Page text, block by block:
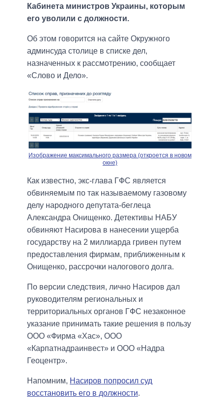
Кабинета министров Украины, которым
его уволили с должности.
Об этом говорится на сайте Окружного
админсуда столице в списке дел,
назначенных к рассмотрению, сообщает
«Слово и Дело».
Изображение максимального размера (откроется в новом
окне)
Как известно, экс-глава ГФС является
обвиняемым по так называемому газовому
делу народного депутата-беглеца
Александра Онищенко. Детективы НАБУ
обвиняют Насирова в нанесении ущерба
государству на 2 миллиарда гривен путем
предоставления фирмам, приближенным к
Онищенко, рассрочки налогового долга.
По версии следствия, лично Насиров дал
руководителям региональных и
территориальных органов ГФС незаконное
указание принимать такие решения в пользу
ООО «Фирма «Хас», ООО
«Карпатнадраинвест» и ООО «Надра
Геоцентр».
Напомним, Насиров попросил суд
восстановить его в должности.